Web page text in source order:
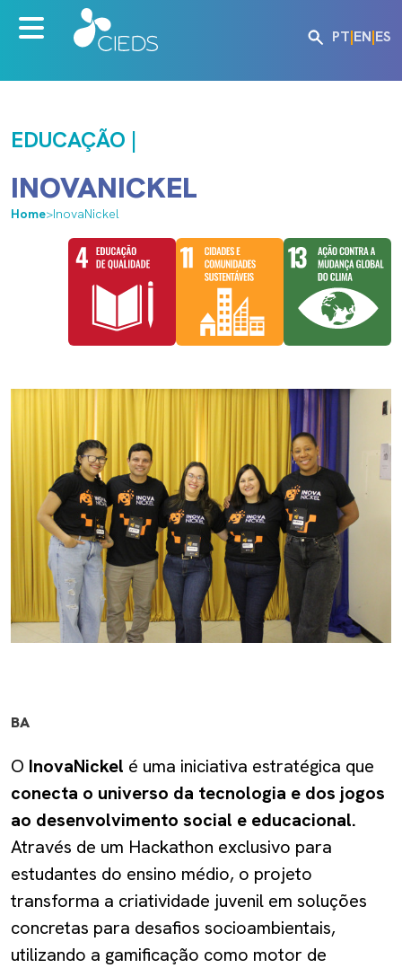
PT|EN|ES
EDUCAÇÃO |
INOVANICKEL
Home>InovaNickel
BA
O InovaNickel é uma iniciativa estratégica que
conecta o universo da tecnologia e dos jogos
ao desenvolvimento social e educacional.
Através de um Hackathon exclusivo para
estudantes do ensino médio, o projeto
transforma a criatividade juvenil em soluções
concretas para desafios socioambientais,
utilizando a gamificação como motor de